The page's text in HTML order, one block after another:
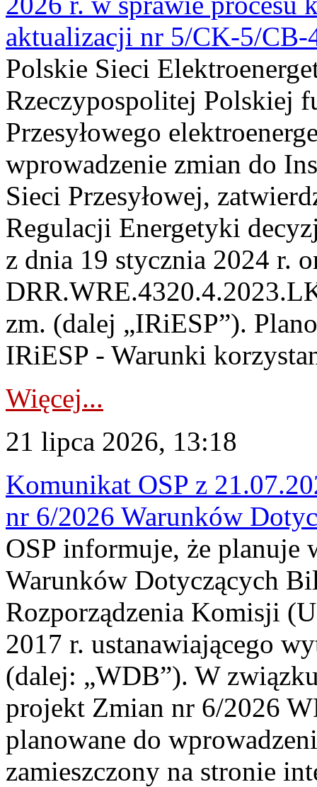
aktualizacji nr 5/CK-5/CB-
Polskie Sieci
Rzeczypospolitej Polskiej
Przesyłowego
wprowadzenie zmian do
Sieci Przesyłowej,
Regulacji Energetyki
z dnia 19 stycznia 2024 r.
zm. (dalej „IRiESP”).
IRiESP - Warunki
Więcej...
21 lipca 2026, 13:18
Komunikat OSP z
nr 6/2026 Warunków
OSP informuje, że planuje
Warunków Dotyczących
Rozporządzenia Komisji
2017 r. ustanawiającego
(dalej: „WDB”). W
projekt Zmian nr 6/2026
planowane do
zamieszczony na stronie